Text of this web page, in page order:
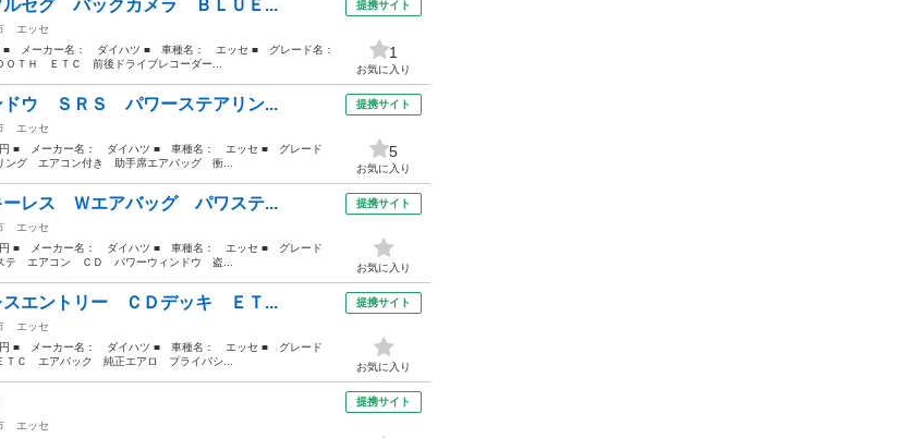
セグ バックカメラ ＢＬＵＥ...
エッセ
メーカー名： ダイハツ ■ 車種名： エッセ ■ グレード名：
ＴＨ ＥＴＣ 前後ドライブレコーダー...
提携サイト
1
お気に入り
ドウ ＳＲＳ パワーステアリン...
エッセ
■ メーカー名： ダイハツ ■ 車種名： エッセ ■ グレード
グ エアコン付き 助手席エアバッグ 衝...
提携サイト
5
お気に入り
ーレス Ｗエアバッグ パワステ...
エッセ
■ メーカー名： ダイハツ ■ 車種名： エッセ ■ グレード
エアコン ＣＤ パワーウィンドウ 盗...
提携サイト
お気に入り
スエントリー ＣＤデッキ ＥＴ...
エッセ
■ メーカー名： ダイハツ ■ 車種名： エッセ ■ グレード
Ｃ エアバック 純正エアロ プライバシ...
提携サイト
お気に入り
エッセ
提携サイト